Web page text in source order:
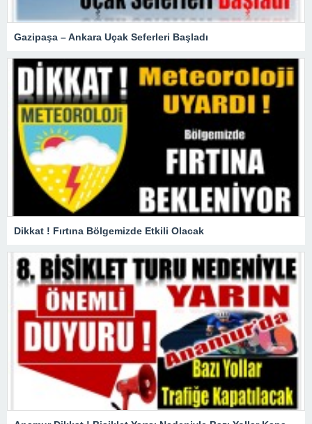
Gazipaşa – Ankara Uçak Seferleri Başladı
Dikkat ! Fırtına Bölgemizde Etkili Olacak